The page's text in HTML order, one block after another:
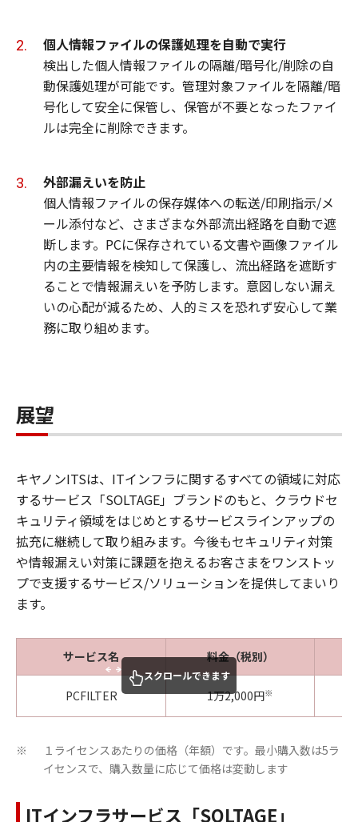
個人情報ファイルの保護処理を自動で実行
検出した個人情報ファイルの隔離/暗号化/削除の自
動保護処理が可能です。管理対象ファイルを隔離/暗
号化して安全に保管し、保管が不要となったファイ
ルは完全に削除できます。
外部漏えいを防止
個人情報ファイルの保存媒体への転送/印刷指示/メ
ール添付など、さまざまな外部流出経路を自動で遮
断します。PCに保存されている文書や画像ファイル
内の主要情報を検知して保護し、流出経路を遮断す
ることで情報漏えいを予防します。意図しない漏え
いの心配が減るため、人的ミスを恐れず安心して業
務に取り組めます。
展望
キヤノンITSは、ITインフラに関するすべての領域に対応
するサービス「SOLTAGE」ブランドのもと、クラウドセ
キュリティ領域をはじめとするサービスラインアップの
拡充に継続して取り組みます。今後もセキュリティ対策
や情報漏えい対策に課題を抱えるお客さまをワンストッ
プで支援するサービス/ソリューションを提供してまいり
ます。
サービス名 料金（税別）
PCFILTER 1万2,000円※
スクロールできます
※
１ライセンスあたりの価格（年額）です。最小購入数は5ラ
イセンスで、購入数量に応じて価格は変動します
ITインフラサービス「SOLTAGE」